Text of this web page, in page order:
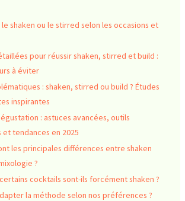
shaken ou le stirred selon les occasions et
pour réussir shaken, stirred et build :
à éviter
: shaken, stirred ou build ? Études
inspirantes
: astuces avancées, outils
tendances en 2025
les principales différences entre shaken
?
cocktails sont-ils forcément shaken ?
la méthode selon nos préférences ?